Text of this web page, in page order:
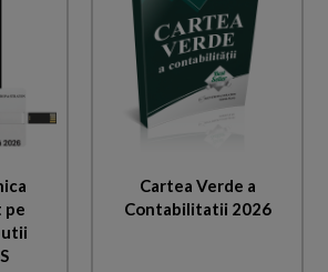
pe
Cartea Verde a
Contabilitatii 2026